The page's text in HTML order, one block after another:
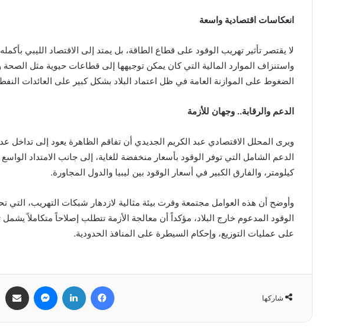
انعكاسات اقتصادية واسعة
لا يقتصر تأثير تهريب الوقود على قطاع الطاقة، بل يمتد إلى الاقتصاد الليبي
واستنزاف الموارد المالية التي كان يمكن توجيهها إلى قطاعات حيوية مثل الصحة
الضغوط على الموازنة العامة في ظل اعتماد البلاد بشكل كبير على العائدات
الدعم والرقابة.. وجهان للأزمة
ويرى المحلل الاقتصادي عبد الكريم الجديدي أن تفاقم الظاهرة يعود إلى
كيلومتر، والفارق الكبير في أسعار الوقود بين ليبيا والدول المجاورة.
وأوضح أن هذه العوامل مجتمعة وفرت بيئة مثالية لازدهار شبكات التهريب، التي
الوقود المدعوم خارج البلاد، مؤكداً أن معالجة الأزمة تتطلب إصلاحاً متكاملاً
على عمليات التوزيع، وإحكام السيطرة على المنافذ الحدودية.
شاركها
فيسبوك لينكدإن ماسنجر